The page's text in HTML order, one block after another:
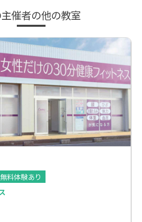
催者の他の教室
無料体験あり